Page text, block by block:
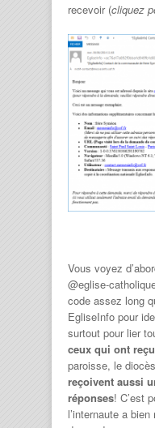
recevoir (cliquez
Vous voyez
@eglise-
code assez long
EgliseInfo pour
surtout pour lier
ceux qui ont
paroisse, le
reçoivent aussi
réponses! C’est
l’internaute a